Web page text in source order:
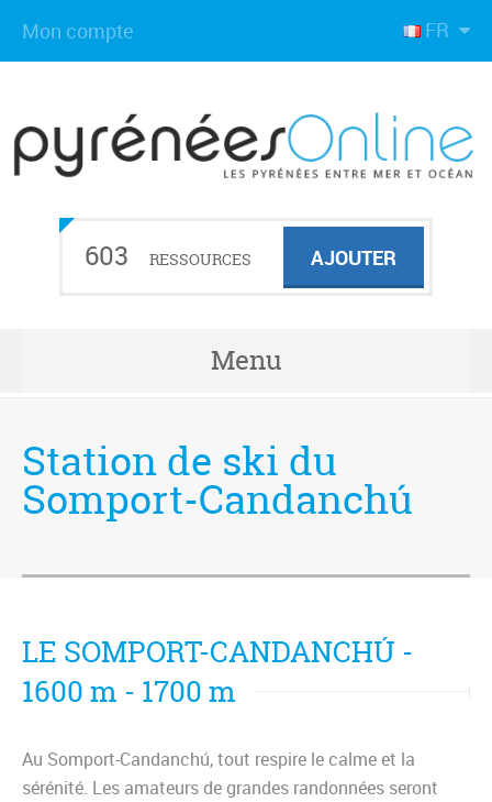
FR
Mon compte
603 RESSOURCES AJOUTER
Menu
Station de ski du
Somport-Candanchú
LE SOMPORT-CANDANCHÚ -
1600 m - 1700 m
Au Somport-Candanchú, tout respire le calme et la
sérénité. Les amateurs de grandes randonnées seront